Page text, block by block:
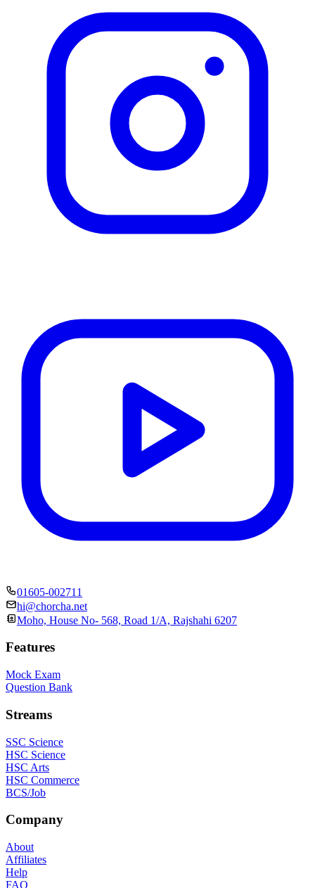
01605-002711
hi@chorcha.net
Moho, House No- 568, Road 1/A, Rajshahi 6207
Features
Mock Exam
Question Bank
Streams
SSC Science
HSC Science
HSC Arts
HSC Commerce
BCS/Job
Company
About
Affiliates
Help
FAQ